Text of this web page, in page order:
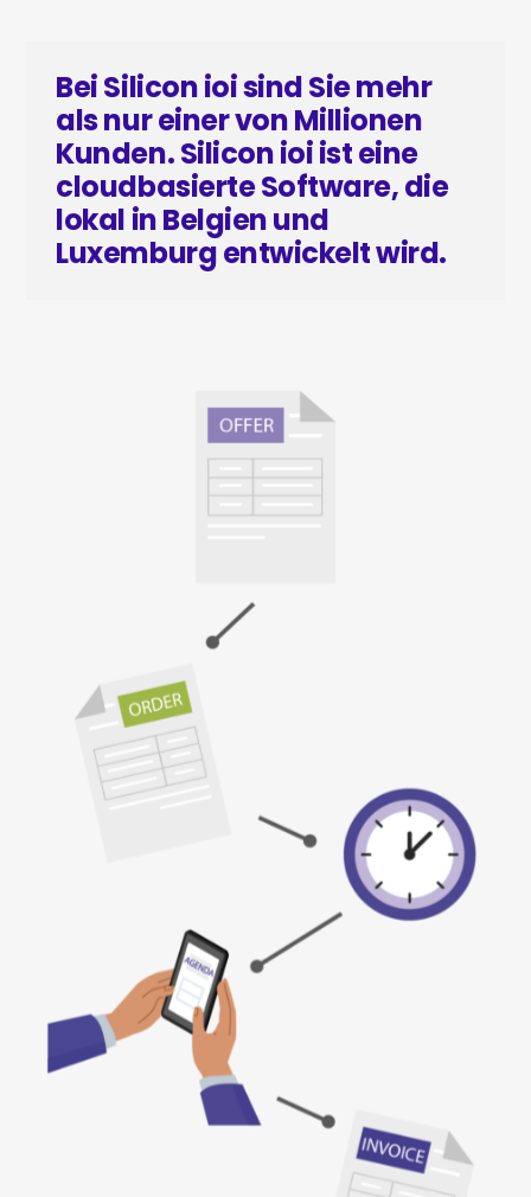
Bei Silicon ioi sind Sie mehr
als nur einer von Millionen
Kunden. Silicon ioi ist eine
cloudbasierte Software, die
lokal in Belgien und
Luxemburg entwickelt wird.